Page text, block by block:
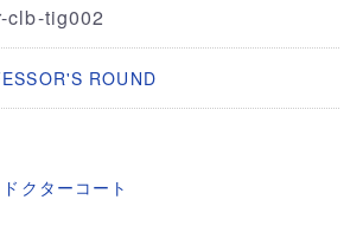
clb-tig002
ROUND
クターコート